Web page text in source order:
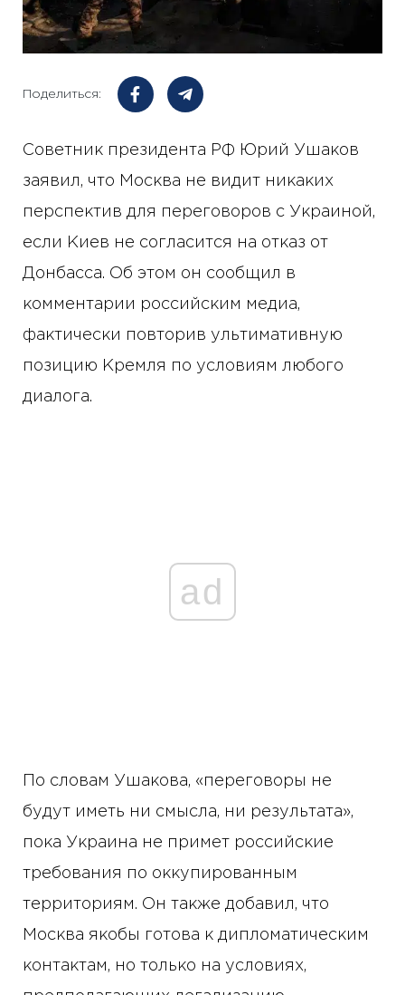
Поделиться:
Советник президента РФ Юрий Ушаков
заявил, что Москва не видит никаких
перспектив для переговоров с Украиной,
если Киев не согласится на отказ от
Донбасса. Об этом он сообщил в
комментарии российским медиа,
фактически повторив ультимативную
позицию Кремля по условиям любого
диалога.
ad
По словам Ушакова, «переговоры не
будут иметь ни смысла, ни результата»,
пока Украина не примет российские
требования по оккупированным
территориям. Он также добавил, что
Москва якобы готова к дипломатическим
контактам, но только на условиях,